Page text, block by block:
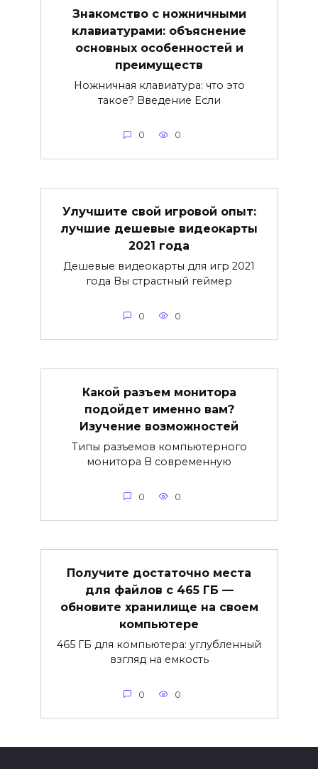
Знакомство с ножничными
клавиатурами: объяснение
основных особенностей и
преимуществ
Ножничная клавиатура: что это
такое? Введение Если
0 0
Улучшите свой игровой опыт:
лучшие дешевые видеокарты
2021 года
Дешевые видеокарты для игр 2021
года Вы страстный геймер
0 0
Какой разъем монитора
подойдет именно вам?
Изучение возможностей
Типы разъемов компьютерного
монитора В современную
0 0
Получите достаточно места
для файлов с 465 ГБ —
обновите хранилище на своем
компьютере
465 ГБ для компьютера: углубленный
взгляд на емкость
0 0